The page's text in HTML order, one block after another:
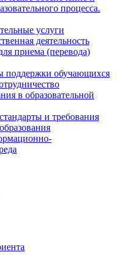
процесса.
услуги
деятельность
приема (перевода)
поддержки обучающихся
в образовательной
и требования